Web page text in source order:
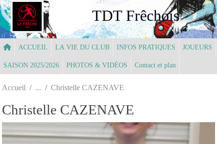
TDT Frêchois
ACCUEIL LA VIE DU CLUB INFOS PRATIQUES JOUEURS
SAISON 2025/2026 PHOTOS & VIDÉOS Contact et plan
Accueil Christelle CAZENAVE
Christelle CAZENAVE
Panneau de gestion des cookies